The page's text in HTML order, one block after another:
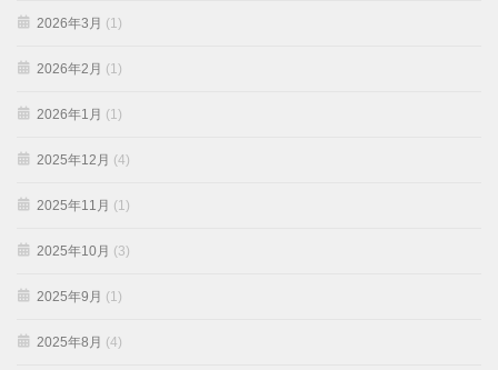
2026年3月 (1)
2026年2月 (1)
2026年1月 (1)
2025年12月 (4)
2025年11月 (1)
2025年10月 (3)
2025年9月 (1)
2025年8月 (4)